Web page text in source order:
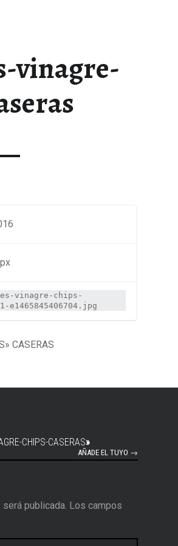
vinagre-
vinagre-chips-
e1465845406704.jpg
CASERAS
CHIPS-CASERAS»
AÑADE EL TUYO →
publicada. Los campos